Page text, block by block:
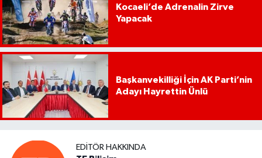
Kocaeli’de Adrenalin Zirve
Yapacak
Başkanvekilliği İçin AK Parti’nin
Adayı Hayrettin Ünlü
EDITÖR HAKKINDA